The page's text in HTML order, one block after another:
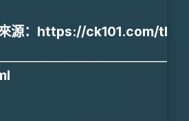
源：https://ck101.com/